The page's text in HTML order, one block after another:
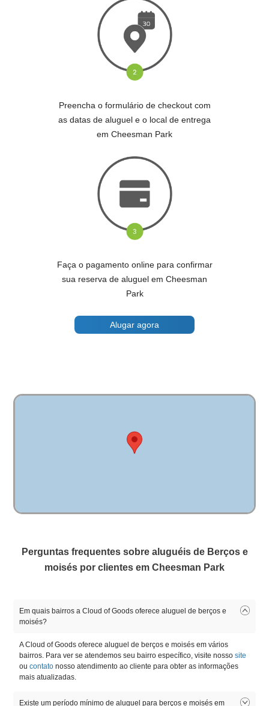
Preencha o formulário de checkout com
as datas de aluguel e o local de entrega
em Cheesman Park
Faça o pagamento online para confirmar
sua reserva de aluguel em Cheesman
Park
Alugar agora
Perguntas frequentes sobre aluguéis de Berços e
moisés por clientes em Cheesman Park
Em quais bairros a Cloud of Goods oferece aluguel de berços e
moisés?
A Cloud of Goods oferece aluguel de berços e moisés em vários
bairros. Para ver se atendemos seu bairro específico, visite nossosite
oucontato nosso atendimento ao cliente para obter as informações
mais atualizadas.
Existe um período mínimo de aluguel para berços e moisés em